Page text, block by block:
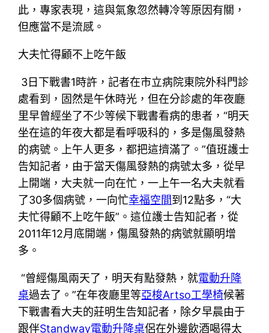
此，專家表現，這與氣象忽然轉冷等原因有關，
但應當不是流感。
大夫忙得顧不上吃午飯
3日下戰書1時許，記者在市立病院東院外科門診
處看到，固然是午休時光，但在分診處的年夜廳
里早曾經坐了不少等候下戰書看病的患者，“明天
坐在這的年夜大都是看呼吸科的，多是傷風發熱
的病號。上午人更多，都把這擠滿了。”值班護士
告知記者，由于當天傷風發熱的病號太多，從早
上開端，大夫就一向在忙，一上午一名大夫就看
了30多個病號，一向忙幸福空間到12點多，“大
夫忙得顧不上吃午飯”。這位護士告知記者，從
2011年12月底開端，傷風發熱的病號就顯明增
多。
“曾經傷風兩天了，明天有點發熱，就電動升降
桌過去了。”在年夜廳里等亞梭Artso工學椅候著
下戰書看大夫的莊明生告知記者，除夕早晨由于
跟伴Standway電動升降桌侶在外邊飲酒喝得太